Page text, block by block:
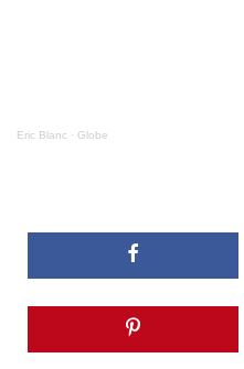
Eric Blanc · Globe